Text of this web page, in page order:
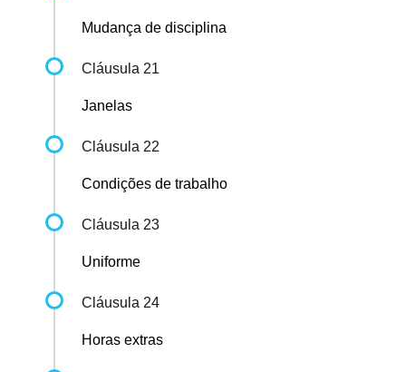
Mudança de disciplina
Cláusula 21
Janelas
Cláusula 22
Condições de trabalho
Cláusula 23
Uniforme
Cláusula 24
Horas extras